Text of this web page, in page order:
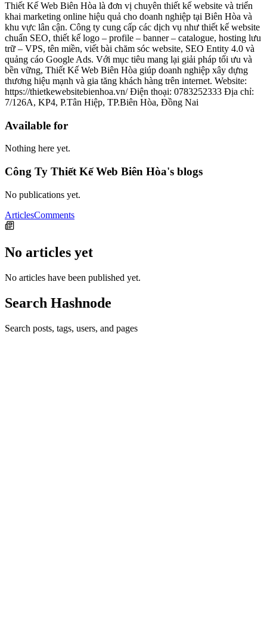
Thiết Kế Web Biên Hòa là đơn vị chuyên thiết kế website và triển
khai marketing online hiệu quả cho doanh nghiệp tại Biên Hòa và
khu vực lân cận. Công ty cung cấp các dịch vụ như thiết kế website
chuẩn SEO, thiết kế logo – profile – banner – catalogue, hosting lưu
trữ – VPS, tên miền, viết bài chăm sóc website, SEO Entity 4.0 và
quảng cáo Google Ads. Với mục tiêu mang lại giải pháp tối ưu và
bền vững, Thiết Kế Web Biên Hòa giúp doanh nghiệp xây dựng
thương hiệu mạnh và gia tăng khách hàng trên internet. Website:
https://thietkewebsitebienhoa.vn/ Điện thoại: 0783252333 Địa chỉ:
7/126A, KP4, P.Tân Hiệp, TP.Biên Hòa, Đồng Nai
Available for
Nothing here yet.
Công Ty Thiết Kế Web Biên Hòa's blogs
No publications yet.
ArticlesComments
No articles yet
No articles have been published yet.
Search Hashnode
Search posts, tags, users, and pages